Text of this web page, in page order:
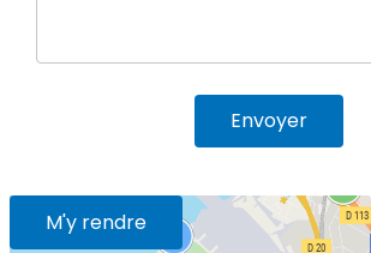
Envoyer
M'y rendre